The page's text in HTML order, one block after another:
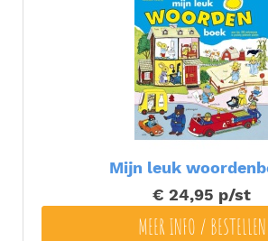
Mijn leuk
€ 24,95 p/st
MEER INFO / BESTELLEN